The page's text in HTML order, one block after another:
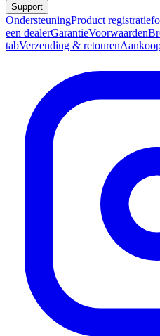
Support
OndersteuningProduct
een dealerGarantieVoorwaarden
tabVerzending & retouren